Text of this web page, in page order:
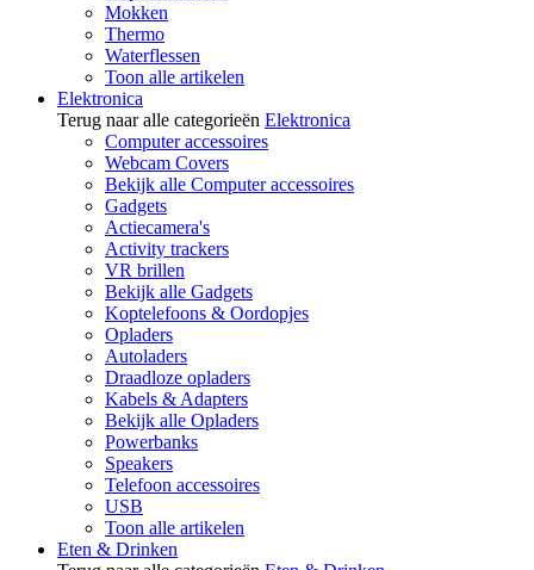
Mokken
Thermo
Waterflessen
Toon alle artikelen
Elektronica
Terug naar alle categorieën Elektronica
Computer accessoires
Webcam Covers
Bekijk alle Computer accessoires
Gadgets
Actiecamera's
Activity trackers
VR brillen
Bekijk alle Gadgets
Koptelefoons & Oordopjes
Opladers
Autoladers
Draadloze opladers
Kabels & Adapters
Bekijk alle Opladers
Powerbanks
Speakers
Telefoon accessoires
USB
Toon alle artikelen
Eten & Drinken